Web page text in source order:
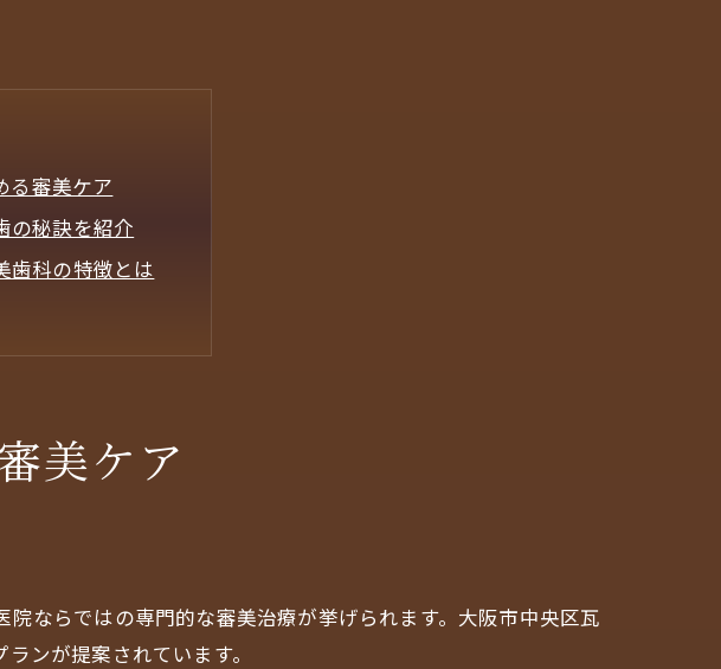
る審美ケア
の秘訣を紹介
歯科の特徴とは
の第一歩
方と通院のコツ
自分
基準を解説
医者選びの要点
の大切さを知る
美ケア
ならではの専門的な審美治療が挙げられます。大阪市中央区瓦
ンが提案されています。